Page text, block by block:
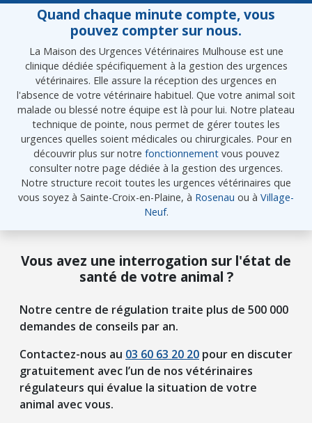
Quand chaque minute compte, vous
pouvez compter sur nous.
La Maison des Urgences Vétérinaires Mulhouse est une
clinique dédiée spécifiquement à la gestion des urgences
vétérinaires. Elle assure la réception des urgences en
l'absence de votre vétérinaire habituel. Que votre animal soit
malade ou blessé notre équipe est là pour lui. Notre plateau
technique de pointe, nous permet de gérer toutes les
urgences quelles soient médicales ou chirurgicales. Pour en
découvrir plus sur notre fonctionnementvous pouvez
consulter notre page dédiée à la gestion des urgences.
Notre structure recoit toutes les urgences vétérinaires que
vous soyez à Sainte-Croix-en-Plaine, à Rosenau ou à Village-
Neuf.
Vous avez une interrogation sur l'état de
santé de votre animal ?
Notre centre de régulation traite plus de 500 000
demandes de conseils par an.
Contactez-nous au 03 60 63 20 20 pour en discuter
gratuitement avec l’un de nos vétérinaires
régulateurs qui évalue la situation de votre
animal avec vous.